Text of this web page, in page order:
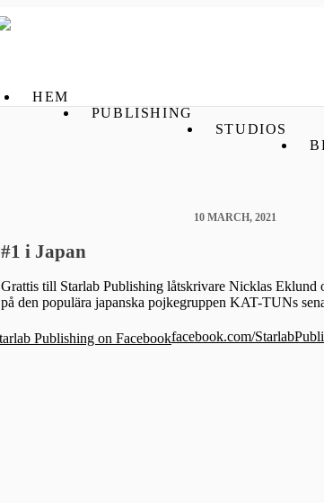
HEM
PUBLISHING
STUDIOS
10 MARCH, 2021
#1 i Japan
Grattis till Starlab Publishing låtskrivare Nicklas Eklund
på den populära japanska pojkegruppen KAT-TUNs
facebook.com/